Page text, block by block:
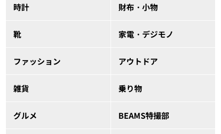
時計 財布・小物
靴 家電・デジモノ
ファッション アウトドア
雑貨 乗り物
グルメ BEAMS特撮部